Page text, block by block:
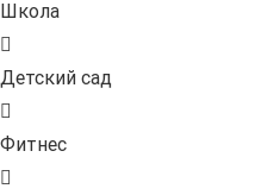
Школа
Детский сад
Фитнес